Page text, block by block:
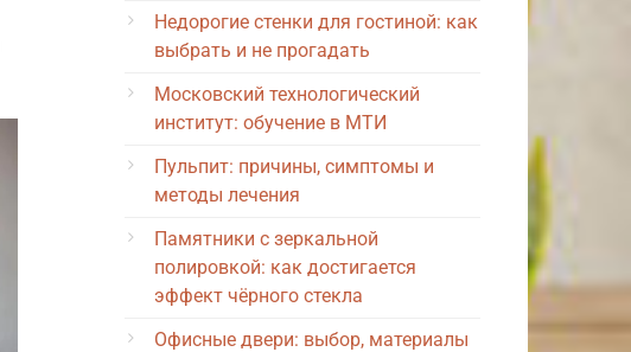
Недорогие стенки для гостиной: как
выбрать и не прогадать
Московский технологический
институт: обучение в МТИ
Пульпит: причины, симптомы и
методы лечения
Памятники с зеркальной
полировкой: как достигается
эффект чёрного стекла
Офисные двери: выбор, материалы